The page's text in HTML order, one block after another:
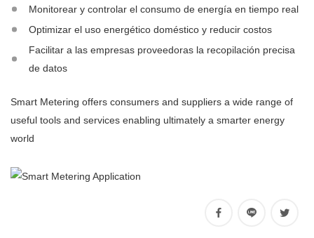
Monitorear y controlar el consumo de energía en tiempo real
Optimizar el uso energético doméstico y reducir costos
Facilitar a las empresas proveedoras la recopilación precisa
de datos
Smart Metering offers consumers and suppliers a wide range of
useful tools and services enabling ultimately a smarter energy
world